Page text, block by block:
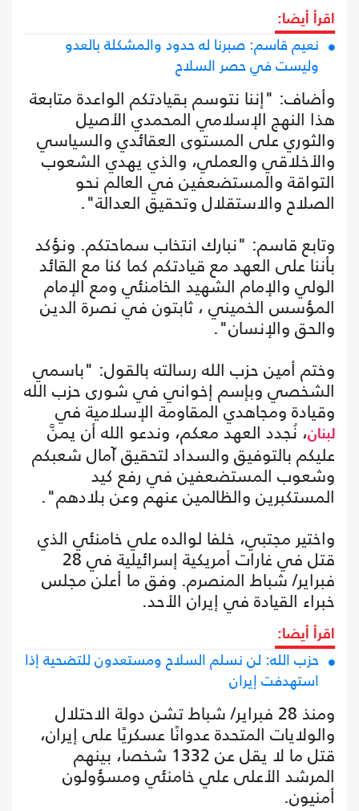
اقرأ أيضا:
نعيم قاسم: صبرنا له حدود والمشكلة بالعدو
وليست في حصر السلاح
وأضاف: "إننا نتوسم بقيادتكم الواعدة متابعة
هذا النهج الإسلامي المحمدي الأصيل
والثوري على المستوى العقائدي والسياسي
والأخلاقي والعملي، والذي يهدي الشعوب
التواقة والمستضعفين في العالم نحو
الصلاح والاستقلال وتحقيق العدالة".
وتابع قاسم: "نبارك انتخاب سماحتكم. ونؤكد
بأننا على العهد مع قيادتكم كما كنا مع القائد
الولي والإمام الشهيد الخامنئي ومع الإمام
المؤسس الخميني ، ثابتون في نصرة الدين
والحق والإنسان".
وختم أمين حزب الله رسالته بالقول: "باسمي
الشخصي وبإسم إخواني في شورى حزب الله
وقيادة ومجاهدي المقاومة الإسلامية في
لبنان، نُجدد العهد معكم، وندعو الله أن يمنَّ
عليكم بالتوفيق والسداد لتحقيق آمال شعبكم
وشعوب المستضعفين في رفع كيد
المستكبرين والظالمين عنهم وعن بلادهم".
واختير مجتبي، خلفا لوالده علي خامنئي الذي
قتل في غارات أمريكية إسرائيلية في 28
فبراير/ شباط المنصرم. وفق ما أعلن مجلس
خبراء القيادة في إيران الأحد.
اقرأ أيضا:
حزب الله: لن نسلم السلاح ومستعدون للتضحية إذا
استهدفت إيران
ومنذ 28 فبراير/ شباط تشن دولة الاحتلال
والولايات المتحدة عدوانًا عسكريًا على إيران،
قتل ما لا يقل عن 1332 شخصا، بينهم
المرشد الأعلى علي خامنئي ومسؤولون
أمنيون.